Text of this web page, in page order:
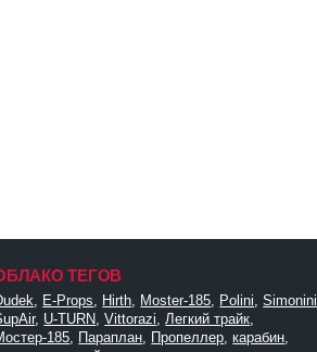
ТЕГОВ
, E-Props, Hirth, Moster-185, Polini,Simonini
, U-TURN,Vittorazi,Легкий трайк,
185, Параплан, Пропеллер,карабин,